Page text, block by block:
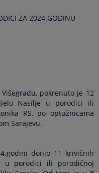
ZA 2024.GODINU
pokrenuto je 12
Nasilje u porodici ili
RS, po optužnicama
Sarajevu.
donio 11 krivičnih
u porodici ili porodičnoj